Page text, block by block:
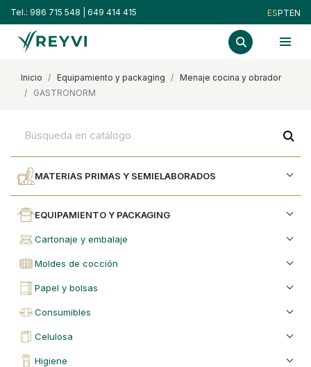
Tel.: 986 715 548 649 414 415 ESPTEN
inicio equipamiento y packaging
menaje cocina y obrador
GASTRONORM
search
MATERIAS PRIMAS Y SEMIELABORADOS
EQUIPAMIENTO Y PACKAGING
cartonaje y embalaje
moldes de cocción
papel y bolsas
consumibles
celulosa
higiene